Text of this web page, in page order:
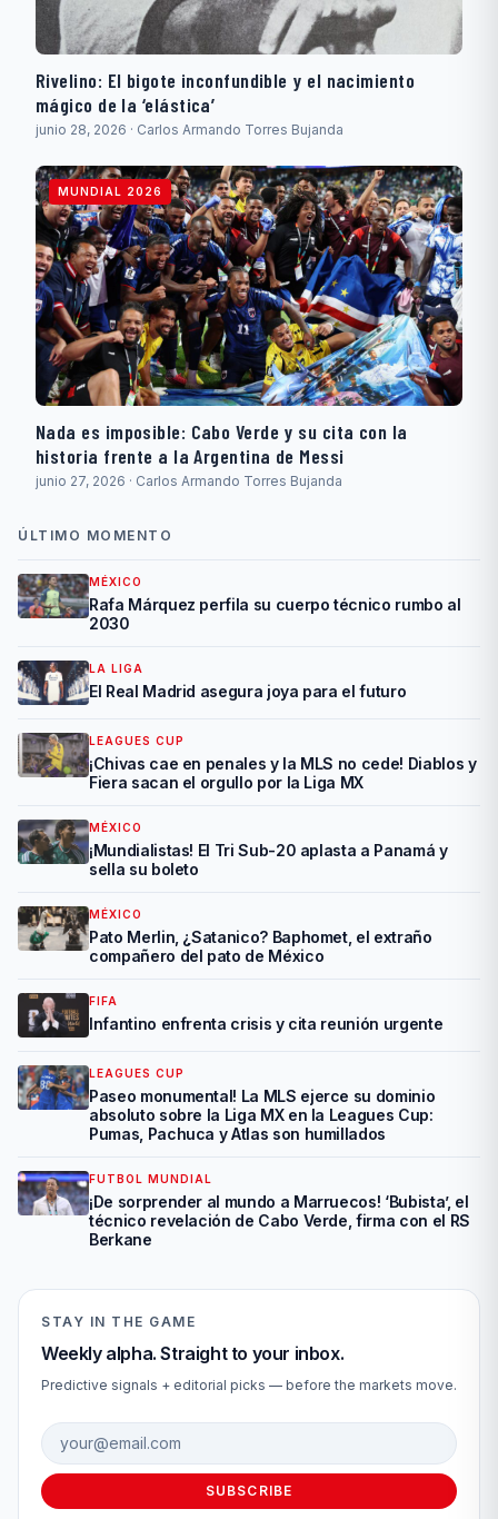
Rivelino: El bigote inconfundible y el nacimiento
mágico de la ‘elástica’
junio 28, 2026 · Carlos Armando Torres Bujanda
MUNDIAL 2026
Nada es imposible: Cabo Verde y su cita con la
historia frente a la Argentina de Messi
junio 27, 2026 · Carlos Armando Torres Bujanda
ÚLTIMO MOMENTO
MÉXICO
Rafa Márquez perfila su cuerpo técnico rumbo al
2030
LA LIGA
El Real Madrid asegura joya para el futuro
LEAGUES CUP
¡Chivas cae en penales y la MLS no cede! Diablos y
Fiera sacan el orgullo por la Liga MX
MÉXICO
¡Mundialistas! El Tri Sub-20 aplasta a Panamá y
sella su boleto
MÉXICO
Pato Merlin, ¿Satanico? Baphomet, el extraño
compañero del pato de México
FIFA
Infantino enfrenta crisis y cita reunión urgente
LEAGUES CUP
Paseo monumental! La MLS ejerce su dominio
absoluto sobre la Liga MX en la Leagues Cup:
Pumas, Pachuca y Atlas son humillados
FUTBOL MUNDIAL
¡De sorprender al mundo a Marruecos! ‘Bubista’, el
técnico revelación de Cabo Verde, firma con el RS
Berkane
STAY IN THE GAME
Weekly alpha. Straight to your inbox.
Predictive signals + editorial picks — before the markets move.
Email address
SUBSCRIBE